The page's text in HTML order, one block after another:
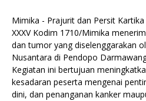
Mimika - Prajurit dan Persit
XXXV Kodim 1710/Mimika
dan tumor yang diselenggarakan
Nusantara di Pendopo
Kegiatan ini bertujuan
kesadaran peserta mengenai
dini, dan penanganan kanker